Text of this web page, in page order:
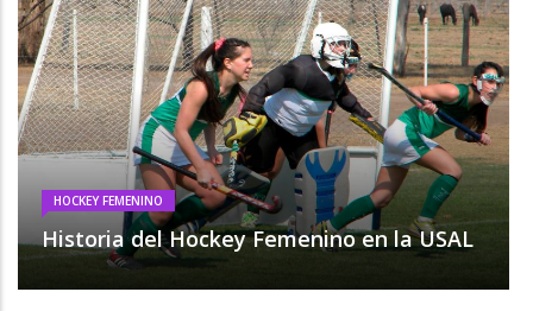
HOCKEY FEMENINO
Historia del Hockey Femenino en la USAL